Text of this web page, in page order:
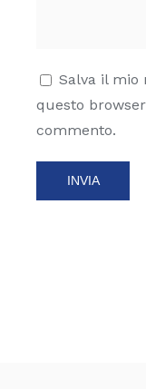
Salva il mio
questo
commento.